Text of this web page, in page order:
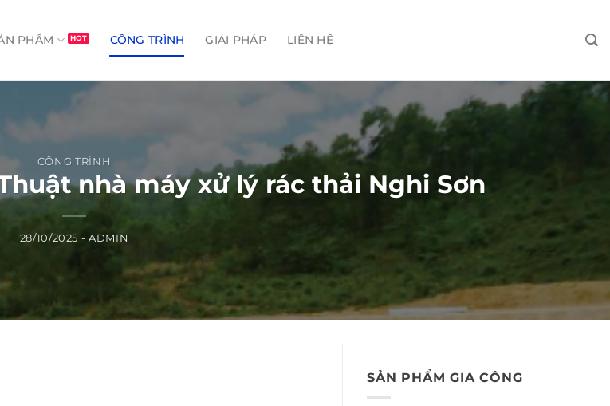
PHẨM CÔNG TRÌNH GIẢI PHÁP LIÊN HỆ
CÔNG TRÌNH
nhà máy xử lý rác thải Nghi Sơn
28/10/2025 -ADMIN
SẢN PHẨM GIA CÔNG